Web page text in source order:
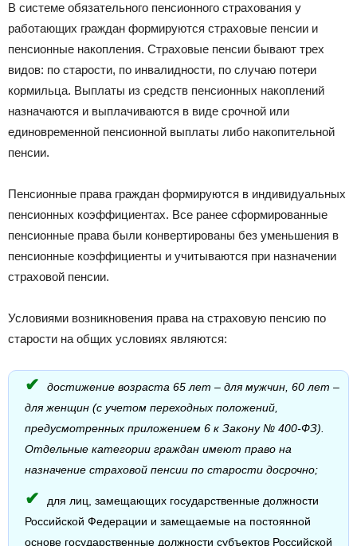
В системе обязательного пенсионного страхования у
работающих граждан формируются страховые пенсии и
пенсионные накопления. Страховые пенсии бывают трех
видов: по старости, по инвалидности, по случаю потери
кормильца. Выплаты из средств пенсионных накоплений
назначаются и выплачиваются в виде срочной или
единовременной пенсионной выплаты либо накопительной
пенсии.
Пенсионные права граждан формируются в индивидуальных
пенсионных коэффициентах. Все ранее сформированные
пенсионные права были конвертированы без уменьшения в
пенсионные коэффициенты и учитываются при назначении
страховой пенсии.
Условиями возникновения права на страховую пенсию по
старости на общих условиях являются:
достижение возраста 65 лет – для мужчин, 60 лет –
для женщин (с учетом переходных положений,
предусмотренных приложением 6 к Закону № 400-ФЗ).
Отдельные категории граждан имеют право на
назначение страховой пенсии по старости досрочно;
для лиц, замещающих государственные должности
Российской Федерации и замещаемые на постоянной
основе государственные должности субъектов Российской